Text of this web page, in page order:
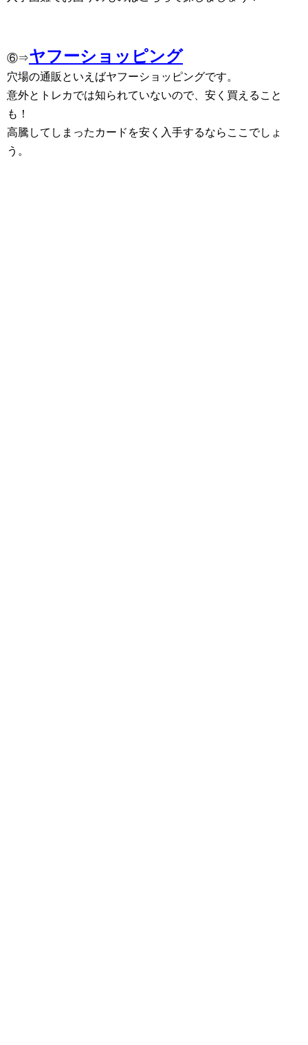
⑥⇒ヤフーショッピング
穴場の通販といえばヤフーショッピングです。
意外とトレカでは知られていないので、安く買えること
も！
高騰してしまったカードを安く入手するならここでしょ
う。